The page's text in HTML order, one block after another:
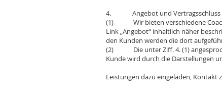
4. Angebot und Vertragsschluss
(1) Wir bieten verschiedene
Link „Angebot“ inhaltlich näher
den Kunden werden die dort
(2) Die unter Ziff. 4. (1)
Kunde wird durch die Darstellungen
Leistungen dazu eingeladen, Kontakt